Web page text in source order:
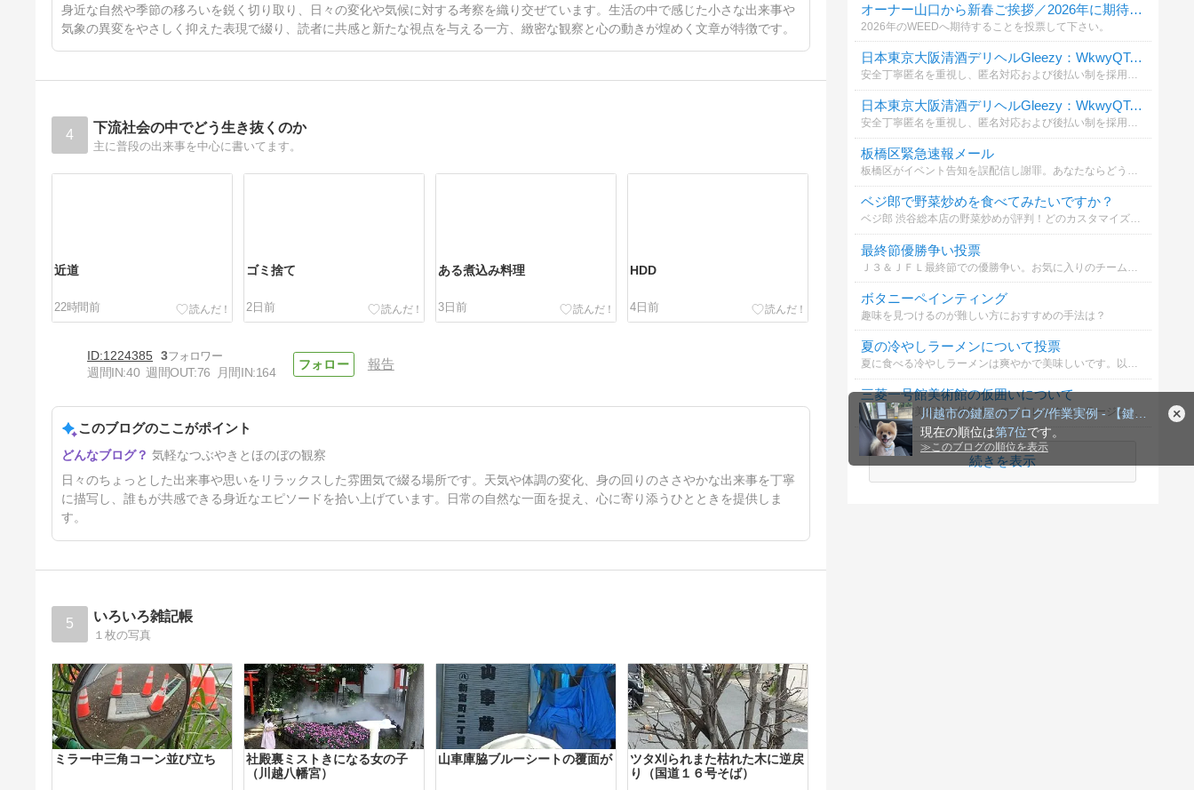
川越市の鍵屋のブログ/作業実例 - 【鍵のクロロック】
現在の順位は第7位です。
≫ このブログの順位を表示
4日前
身近な自然や季節の移ろいを鋭く切り取り、日々の変化や気候に対する考察を織り交ぜています。生活の中で感じた小さな出来事や
気象の異変をやさしく抑えた表現で綴り、読者に共感と新たな視点を与える一方、緻密な観察と心の動きが煌めく文章が特徴です。
4 下流社会の中でどう生き抜くのか
主に普段の出来事を中心に書いてます。
近道
22時間前
ゴミ捨て
2日前
ある煮込み料理
3日前
HDD
4日前
梅酒
5日前
1224385 3
週間IN:40 週間OUT:76 月間IN:164
報告
このブログのここがポイント
気軽なつぶやきとほのぼの観察
日々のちょっとした出来事や思いをリラックスした雰囲気で綴る場所です。天気や体調の変化、身の回りのささやかな出来事を丁寧
に描写し、誰もが共感できる身近なエピソードを拾い上げています。日常の自然な一面を捉え、心に寄り添うひとときを提供しま
す。
5 いろいろ雑記帳
１枚の写真
ミラー中三角コーン並び立ち
社殿裏ミストきになる女の子
（川越八幡宮）
山車庫脇ブルーシートの覆面が
ツタ刈られまた枯れた木に逆戻
り（国道１６号そば）
オーナー山口から新春ご挨拶／2026年に期待すること
2026年のWEEDへ期待することを投票して下さい。
日本東京大阪清酒デリヘルGleezy：WkwyQToZN
安全丁寧匿名を重視し、匿名対応および後払い制を採用しています。東京23区大阪市内 → 当日派遣OK。ホテル／自宅の両方に対応、厳密な秘密保持。Telegram：@top7340/ Gleezy ォーラム： tokyosake520.com
日本東京大阪清酒デリヘルGleezy：WkwyQToZN
安全丁寧匿名を重視し、匿名対応および後払い制を採用しています。東京23区大阪市内 → 当日派遣OK。ホテル／自宅の両方に対応、厳密な秘密保持。Telegram：@top7340/ Gleezy ォーラム： tokyosake520.com
板橋区緊急速報メール
板橋区がイベント告知を誤配信し謝罪。あなたならどう思う？
ベジ郎で野菜炒めを食べてみたいですか？
ベジ郎 渋谷総本店の野菜炒めが評判！どのカスタマイズが気になりますか？
最終節優勝争い投票
ボタニーペインティング
趣味を見つけるのが難しい方におすすめの手法は？
夏の冷やしラーメンについて投票
夏に食べる冷やしラーメンは爽やかで美味しいです。以下のどれが一番気になりますか？
三菱一号館美術館の仮囲いについて
三菱一号館美術館の休館中、ロートレックのコラージュ装飾された仮囲いは2019年末のパリを彷彿させる。撤去される前に、お気持ちを投票で共有しましょう。
続きを表示